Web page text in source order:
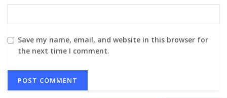
Save my name, email, and website in this browser for
the next time I comment.